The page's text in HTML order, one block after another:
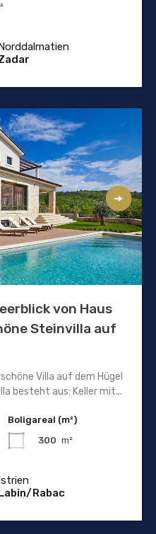
von Haus
Steinvilla auf
Villa auf dem Hügel
besteht aus: Keller mit...
Boligareal (m²)
300 m²
Rabac